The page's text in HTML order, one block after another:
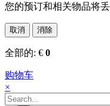
您的预订和相关物品将丢
取消 消除
全部的: € 0
购物车
×